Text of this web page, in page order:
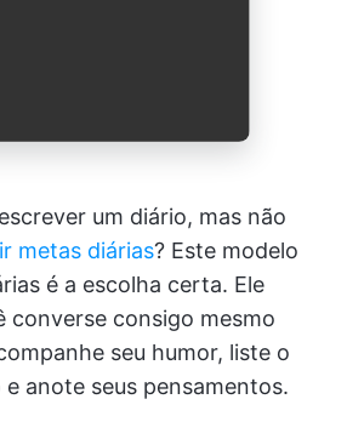
um diário, mas não
metas diárias? Este modelo
é a escolha certa. Ele
converse consigo mesmo
seu humor, liste o
anote seus pensamentos.